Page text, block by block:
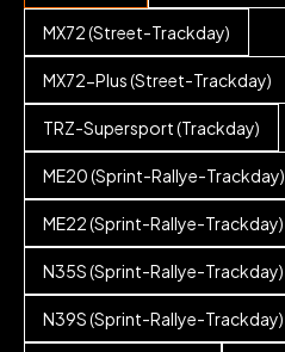
MX72 (Street-Trackday)
MX72-Plus (Street-Trackday)
TRZ-Supersport (Trackday)
ME20 (Sprint-Rallye-Trackday)
ME22 (Sprint-Rallye-Trackday)
N35S (Sprint-Rallye-Trackday)
N39S (Sprint-Rallye-Trackday)